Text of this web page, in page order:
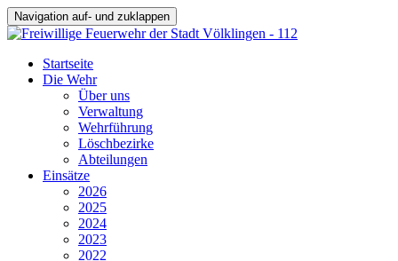
Navigation auf- und zuklappen
Startseite
Die Wehr
Über uns
Verwaltung
Wehrführung
Löschbezirke
Abteilungen
Einsätze
2026
2025
2024
2023
2022